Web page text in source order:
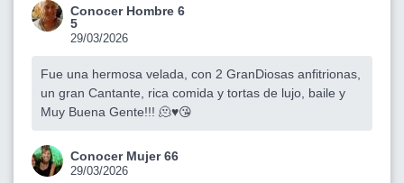
Conocer Hombre 6
5
29/03/2026
Fue una hermosa velada, con 2 GranDiosas anfitrionas,
un gran Cantante, rica comida y tortas de lujo, baile y
Muy Buena Gente!!! 🫠♥️😘
Conocer Mujer 66
29/03/2026